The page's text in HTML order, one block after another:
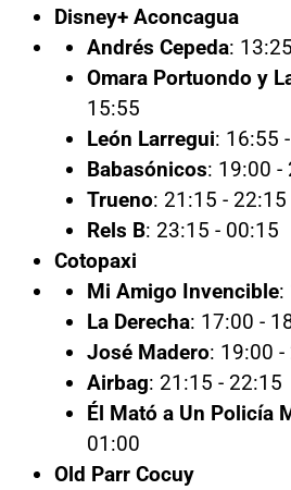
Disney+ Aconcagua
Andrés Cepeda:
Omara Portuondo y
15:55
León Larregui: 16:55
Babasónicos: 19:00 -
Trueno: 21:15 - 22:15
Rels B: 23:15 - 00:15
Cotopaxi
Mi Amigo Invencible:
La Derecha: 17:00 -
José Madero: 19:00 -
Airbag: 21:15 - 22:15
Él Mató a Un Policía
01:00
Old Parr Cocuy